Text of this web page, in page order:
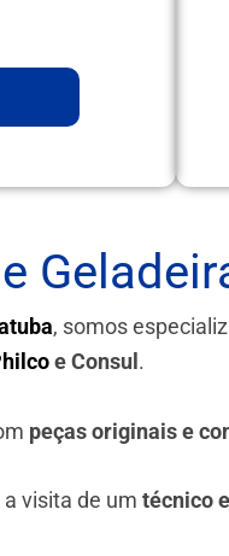
, somos
e Consul .
peças originais e
visita de um técnico